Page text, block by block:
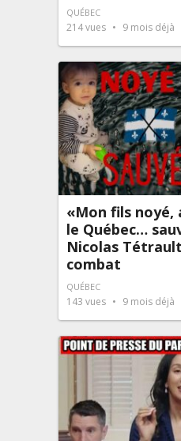
QUÉBEC
214vues 9 mois déjà
«Mon fils noyé,
le Québec…
Nicolas
combat
QUÉBEC
143 vues 9 mois déjà